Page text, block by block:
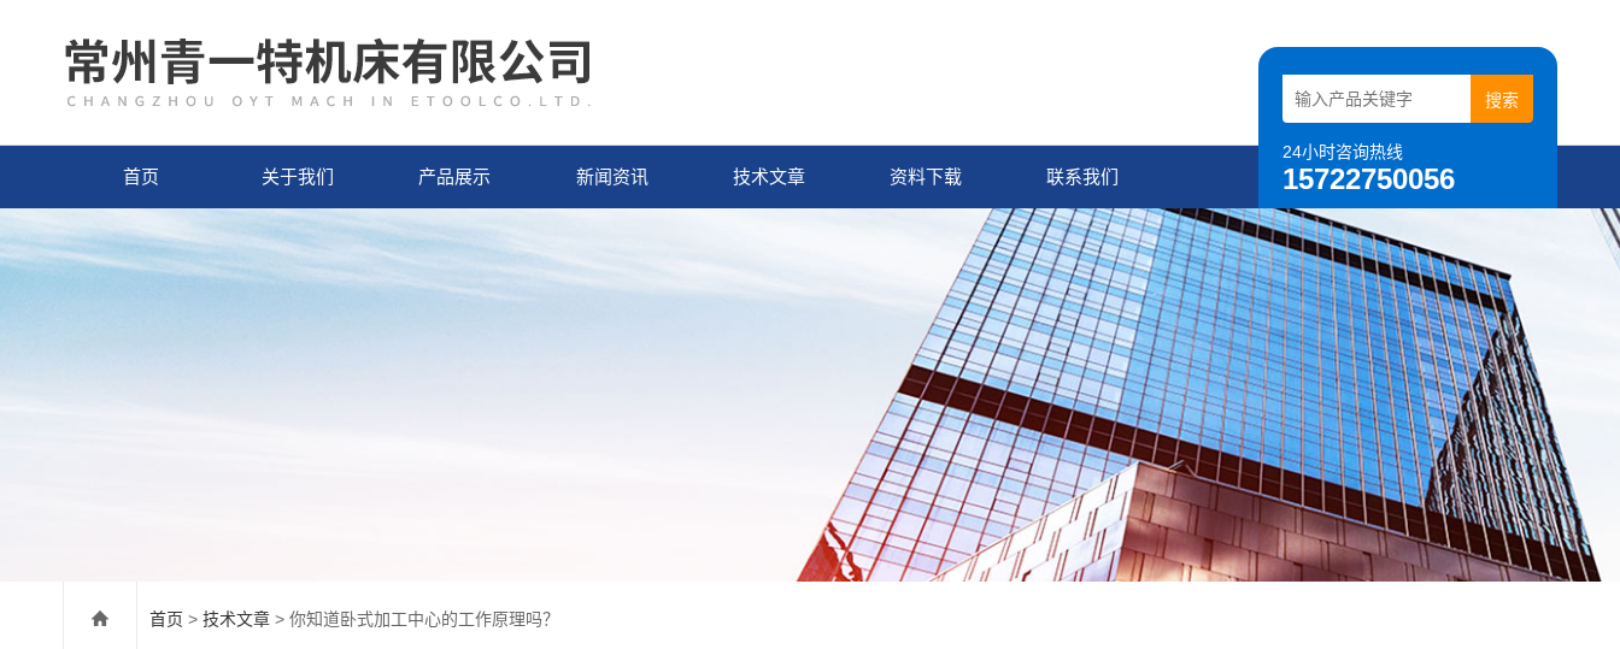
24小时咨询热线
15722750056
首页 关于我们 产品展示 新闻资讯 技术文章 资料下载 联系我们
首页 > 技术文章 > 你知道卧式加工中心的工作原理吗？